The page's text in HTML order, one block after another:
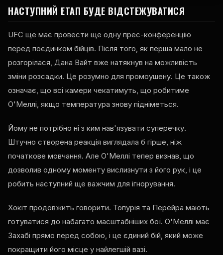
НАСТУПНИЙ ЕТАП БУДЕ ВІДСТЕЖУВАТИСЯ
UFC ще має провести ще одну прес-конференцію
перед поєдинком бійців. Після того, як перша мало не
розгорілася, Дана Вайт вже натякнув на можливість
зміни розсадки. Це розумно для промоушену. Це також
означає, що всі камери чекатимуть, що робитиме
О'Меллі, якщо температура знову підніметься.
Йому не потрібно ні з ким нав'язувати суперечку.
Штучно створена реакція виглядала б гірше, ніж
початкове мовчання. Але О'Меллі тепер визнав, що
дозволив одному моменту вислизнути з його рук, і це
робить наступний ще важчим для ігнорування.
Хокіт продовжить говорити. Топурія та Перейра мають
готуватися до набагато масштабніших бої. О'Меллі має
Захабі прямо перед собою, і це єдиний бій, який може
покращити його місце у найлегшій вазі.